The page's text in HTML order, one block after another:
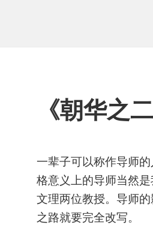
《朝华之
一辈子可以称作导师
格意义上的导师当然
文理两位教授。导师
之路就要完全改写。